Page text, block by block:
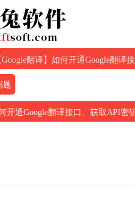
Google翻译】如何开通Google翻译
题
开通Google翻译接口、获取API密